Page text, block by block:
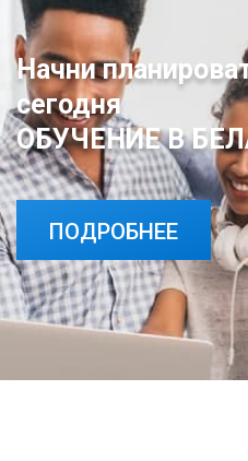
Начни
сегодня
ОБУЧЕНИЕ В
ПОДРОБНЕЕ